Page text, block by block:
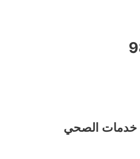
خدمات الصحي